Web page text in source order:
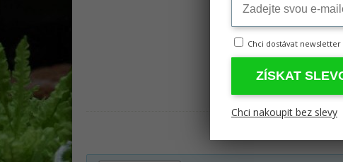
Chci dostávat newsletter
ZÍSKAT
Chci nakoupit bez slevy